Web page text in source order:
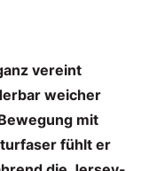
vereint
weicher
mit
fühlt er